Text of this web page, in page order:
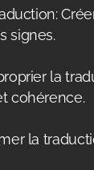
signes.
la
cohérence.
la